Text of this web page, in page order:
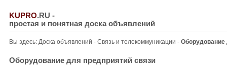
KUPRO.RU -
простая и понятная доска объявлений
Вы здесь: Доска объявлений - Связь и телекоммуникации - Оборудование
Оборудование для предприятий связи